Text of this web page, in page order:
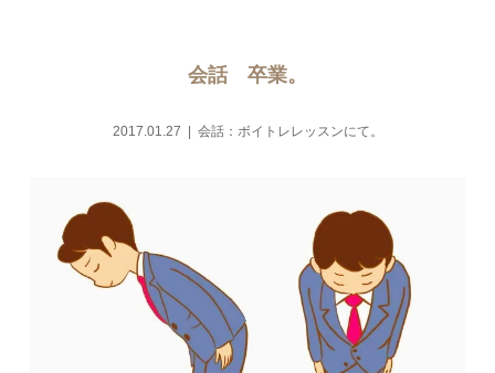
会話 卒業。
2017.01.27 会話：ボイトレレッスンにて。